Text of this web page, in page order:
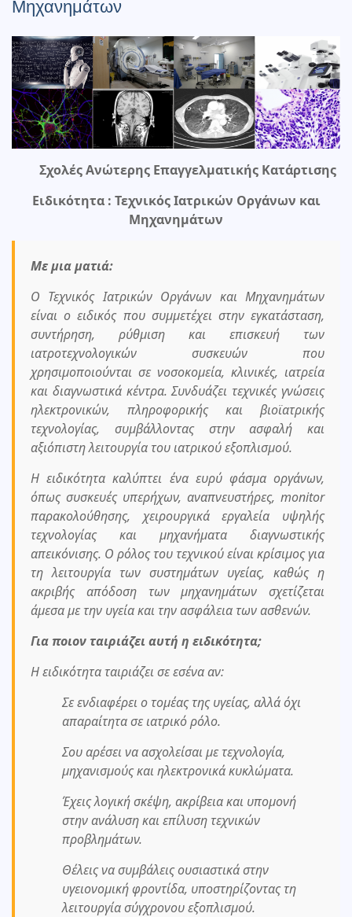
Μηχανημάτων
Σχολές Ανώτερης Επαγγελματικής Κατάρτισης
Ειδικότητα : Τεχνικός Ιατρικών Οργάνων και
Μηχανημάτων
Με μια ματιά:
Ο Τεχνικός Ιατρικών Οργάνων και Μηχανημάτων
είναι ο ειδικός που συμμετέχει στην εγκατάσταση,
συντήρηση, ρύθμιση και επισκευή των
ιατροτεχνολογικών συσκευών που
χρησιμοποιούνται σε νοσοκομεία, κλινικές, ιατρεία
και διαγνωστικά κέντρα. Συνδυάζει τεχνικές γνώσεις
ηλεκτρονικών, πληροφορικής και βιοϊατρικής
τεχνολογίας, συμβάλλοντας στην ασφαλή και
αξιόπιστη λειτουργία του ιατρικού εξοπλισμού.
Η ειδικότητα καλύπτει ένα ευρύ φάσμα οργάνων,
όπως συσκευές υπερήχων, αναπνευστήρες, monitor
παρακολούθησης, χειρουργικά εργαλεία υψηλής
τεχνολογίας και μηχανήματα διαγνωστικής
απεικόνισης. Ο ρόλος του τεχνικού είναι κρίσιμος για
τη λειτουργία των συστημάτων υγείας, καθώς η
ακριβής απόδοση των μηχανημάτων σχετίζεται
άμεσα με την υγεία και την ασφάλεια των ασθενών.
Για ποιον ταιριάζει αυτή η ειδικότητα;
Η ειδικότητα ταιριάζει σε εσένα αν:
Σε ενδιαφέρει ο τομέας της υγείας, αλλά όχι
απαραίτητα σε ιατρικό ρόλο.
Σου αρέσει να ασχολείσαι με τεχνολογία,
μηχανισμούς και ηλεκτρονικά κυκλώματα.
Έχεις λογική σκέψη, ακρίβεια και υπομονή
στην ανάλυση και επίλυση τεχνικών
προβλημάτων.
Θέλεις να συμβάλεις ουσιαστικά στην
υγειονομική φροντίδα, υποστηρίζοντας τη
λειτουργία σύγχρονου εξοπλισμού.